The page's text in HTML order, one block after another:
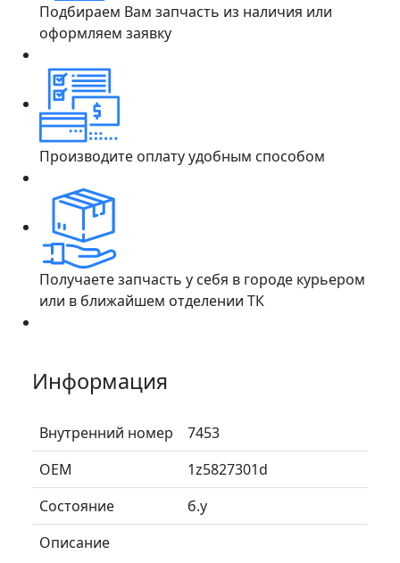
Подбираем Вам запчасть из наличия или
оформляем заявку
Производите оплату удобным способом
Получаете запчасть у себя в городе курьером
или в ближайшем отделении ТК
Информация
Внутренний номер
7453
ОЕМ
1z5827301d
Состояние
б.у
Описание